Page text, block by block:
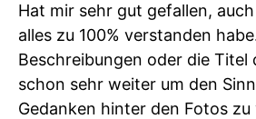
Hat mir sehr gut gefallen,
alles zu 100% verstanden
Beschreibungen oder die Titel
schon sehr weiter um den
Gedanken hinter den Fotos